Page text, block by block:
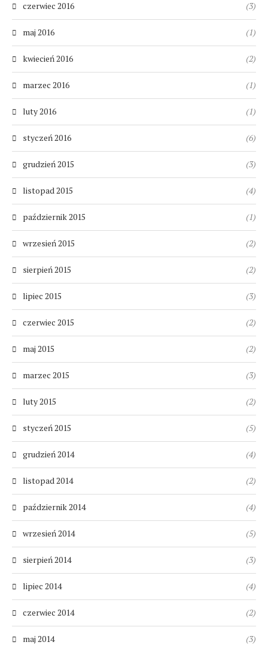
czerwiec 2016 (3)
maj 2016 (1)
kwiecień 2016 (2)
marzec 2016 (1)
luty 2016 (1)
styczeń 2016 (6)
grudzień 2015 (3)
listopad 2015 (4)
październik 2015 (1)
wrzesień 2015 (2)
sierpień 2015 (2)
lipiec 2015 (3)
czerwiec 2015 (2)
maj 2015 (2)
marzec 2015 (3)
luty 2015 (2)
styczeń 2015 (5)
grudzień 2014 (4)
listopad 2014 (2)
październik 2014 (4)
wrzesień 2014 (5)
sierpień 2014 (3)
lipiec 2014 (4)
czerwiec 2014 (2)
maj 2014 (3)